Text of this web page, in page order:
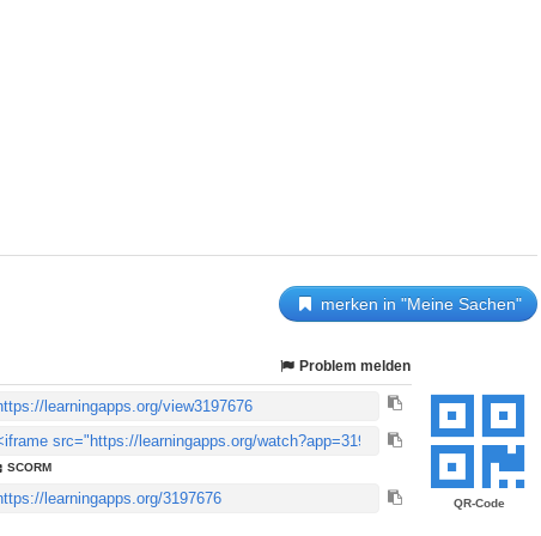
merken in "Meine Sachen"
QR-Code
Problem melden
SCORM